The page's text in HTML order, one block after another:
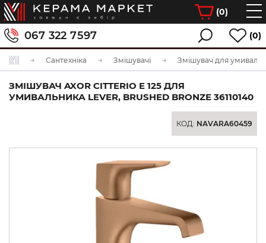
(0)
067 322 7597 (0)
Сантехніка Змішувачі Змішувач для
ЗМІШУВАЧ AXOR CITTERIO E 125 ДЛЯ
УМИВАЛЬНИКА LEVER, BRUSHED BRONZE 36110140
КОД: NAVARA60459